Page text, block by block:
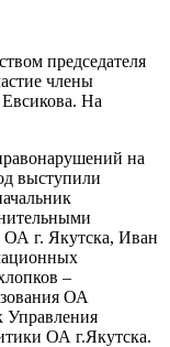
председателя
члены
На
на
выступили
ОА г. Якутска, Иван
–
ОА
Управления
ОА г.Якутска.